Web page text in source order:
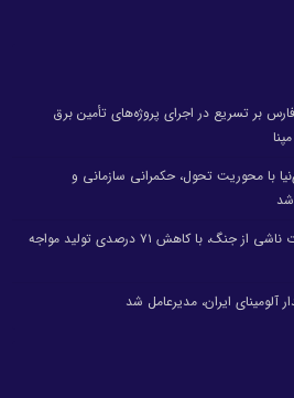
بر تسریع در اجرای پروژه‌های تأمین برق
با محوریت تحول، حکمرانی سازمانی و
پتروشیمی اروند پس از اختلالات ناشی از جنگ، با کاهش ۷۱ درصدی تولید مواجه
ایران، مدیرعامل شد